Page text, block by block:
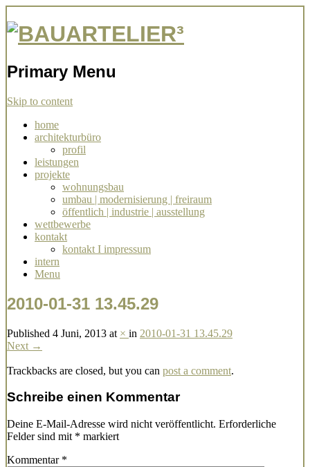
BAUARTELIER³
Architekturbüro Stuttgart Simone
Ziegler
Primary Menu
Skip to content
home
architekturbüro
profil
leistungen
projekte
wohnungsbau
umbau | modernisierung | freiraum
öffentlich | industrie | ausstellung
wettbewerbe
kontakt
kontakt I impressum
intern
Menu
2010-01-31 13.45.29
Published 4 Juni, 2013 at × in 2010-01-31 13.45.29
Next →
Trackbacks are closed, but you can post a comment.
Schreibe einen Kommentar
Deine E-Mail-Adresse wird nicht veröffentlicht. Erforderliche
Felder sind mit * markiert
Kommentar *